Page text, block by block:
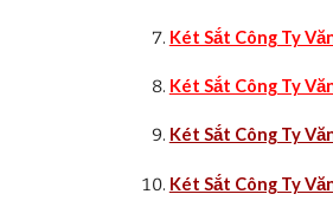
Két Sắt Công Ty
Két Sắt Công Ty
Két Sắt Công Ty
Két Sắt Công Ty